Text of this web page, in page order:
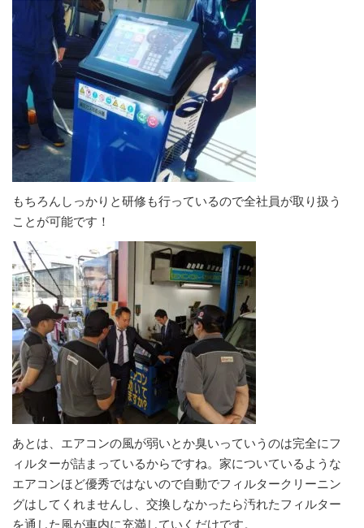
もちろんしっかりと研修も行っているので全社員が取り扱う
ことが可能です！
あとは、エアコンの風が弱いとか臭いっていうのは完全にフ
ィルターが詰まっているからですね。家についているような
エアコンほど優秀ではないので自動でフィルタークリーニン
グはしてくれませんし、交換しなかったら汚れたフィルター
を通した風が車内に充満していくだけです。